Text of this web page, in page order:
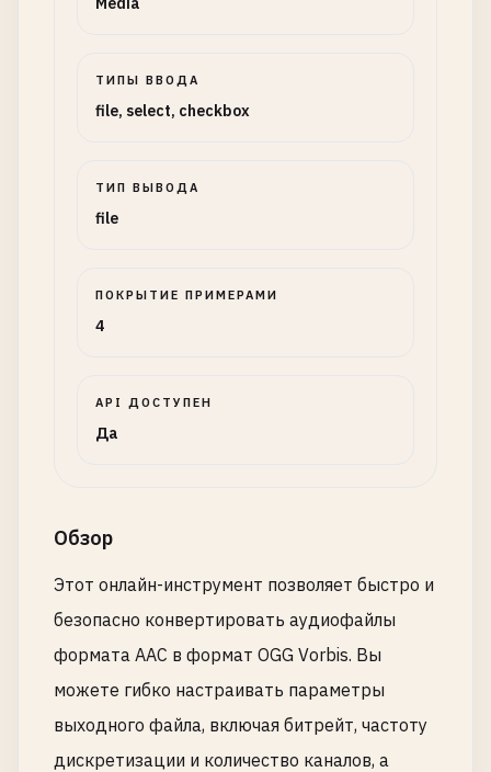
ТИПЫ ВВОДА
file, select, checkbox
ТИП ВЫВОДА
file
ПОКРЫТИЕ ПРИМЕРАМИ
4
API ДОСТУПЕН
Да
Обзор
Этот онлайн-инструмент позволяет быстро и
безопасно конвертировать аудиофайлы
формата AAC в формат OGG Vorbis. Вы
можете гибко настраивать параметры
выходного файла, включая битрейт, частоту
дискретизации и количество каналов, а